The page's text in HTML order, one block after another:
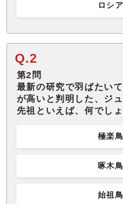
ロシア
Q.2
第2問
最新の研究で羽ばたい
が高いと判明した、ジ
先祖といえば、何でしょ
極楽鳥
啄木鳥
始祖鳥